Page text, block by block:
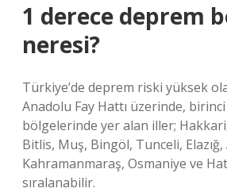
1 derece deprem
neresi?
Türkiye’de deprem riski yüksek
Anadolu Fay Hattı üzerinde,
bölgelerinde yer alan iller;
Bitlis, Muş, Bingöl, Tunceli, Elazığ,
Kahramanmaraş, Osmaniye ve
sıralanabilir.